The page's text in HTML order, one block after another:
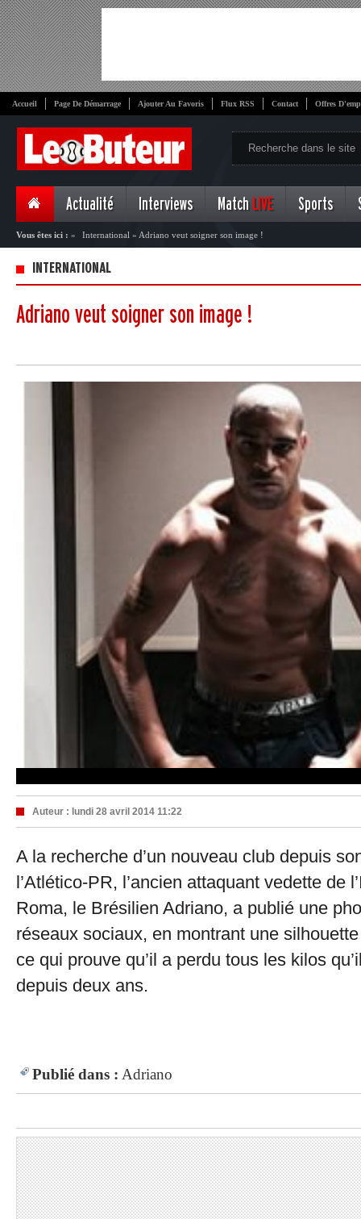
Accueil Page De Démarrage Ajouter Au Favoris Flux RSS Contact Offres
Actualité Interviews Match LIVE Sports
Vous êtes ici : » International » Adriano veut soigner son image !
INTERNATIONAL
Adriano veut soigner son image !
Auteur : lundi 28 avril 2014 11:22
A la recherche d’un nouveau club depuis
l’Atlético-PR, l’ancien attaquant vedette de
Roma, le Brésilien Adriano, a publié une
réseaux sociaux, en montrant une
ce qui prouve qu’il a perdu tous les kilos
depuis deux ans.
Publié dans : Adriano